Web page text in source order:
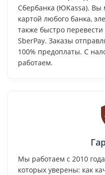
Сбербанка (ЮKassa). Вы
картой любого банка,
также быстро
SberPay. Заказы
100% предоплаты. С
работаем.
Мы работаем с 2010
которых уверены: как